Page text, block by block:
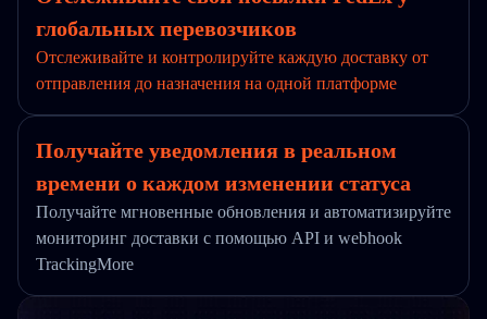
глобальных перевозчиков
Отслеживайте и контролируйте каждую доставку от
отправления до назначения на одной платформе
Получайте уведомления в реальном
времени о каждом изменении статуса
Получайте мгновенные обновления и автоматизируйте
мониторинг доставки с помощью API и webhook
TrackingMore